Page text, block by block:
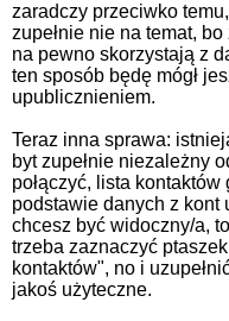
zaradczy przeciwko
zupełnie nie na temat,
na pewno skorzystają z
ten sposób będę mógł
upublicznieniem.
Teraz inna sprawa:
byt zupełnie niezależny
połączyć, lista
podstawie danych z kont
chcesz być widoczny/a,
trzeba zaznaczyć
kontaktów", no i
jakoś użyteczne.